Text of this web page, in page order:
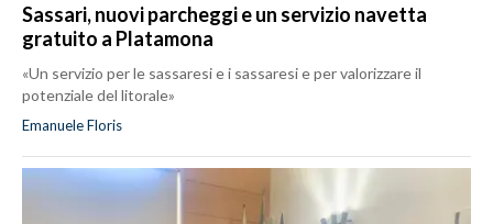
Sassari, nuovi parcheggi e un servizio navetta
gratuito a Platamona
«Un servizio per le sassaresi e i sassaresi e per valorizzare il
potenziale del litorale»
Emanuele Floris